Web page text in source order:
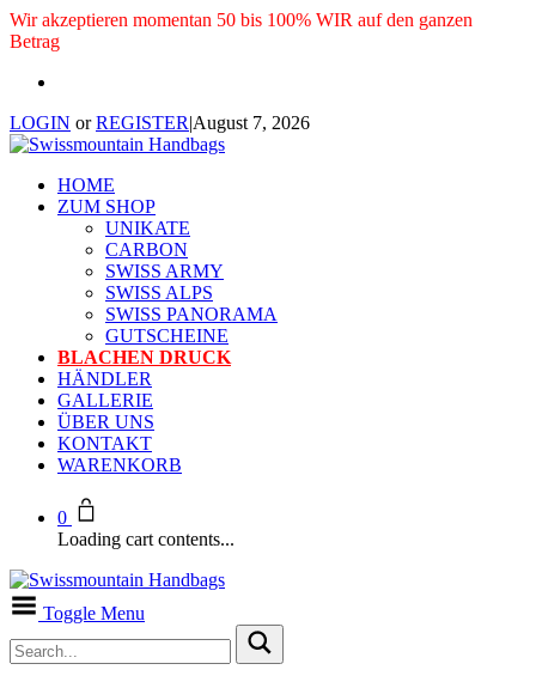
Wir akzeptieren momentan 50 bis 100% WIR auf den ganzen
Betrag
LOGIN orREGISTER|August 7, 2026
HOME
ZUM SHOP
UNIKATE
CARBON
SWISS ARMY
SWISS ALPS
SWISS PANORAMA
GUTSCHEINE
BLACHEN DRUCK
HÄNDLER
GALLERIE
ÜBER UNS
KONTAKT
WARENKORB
0
Loading cart contents...
Toggle Menu